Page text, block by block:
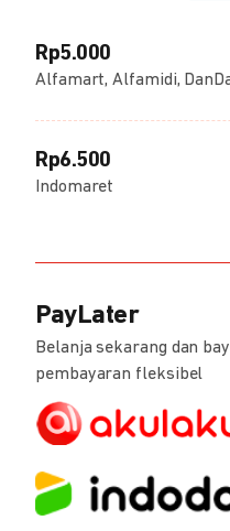
Rp5.000
Alfamart, Alfamidi,
Rp6.500
Indomaret
PayLater
Belanja sekarang dan
pembayaran fleksibel